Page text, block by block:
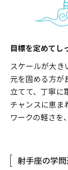
目標を定めてし
スケールが大き
元を固める方が
立てて、丁寧に
チャンスに恵ま
ワークの軽さを
射手座の学